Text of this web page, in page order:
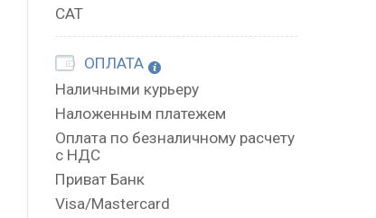
САТ
ОПЛАТА
Наличными курьеру
Наложенным платежем
Оплата по безналичному расчету
с НДС
Приват Банк
Visa/Mastercard